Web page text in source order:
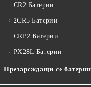
CR2 Батерии
2CR5 Батерии
CRP2 Батерии
PX28L Батерии
Презареждащи се батерии